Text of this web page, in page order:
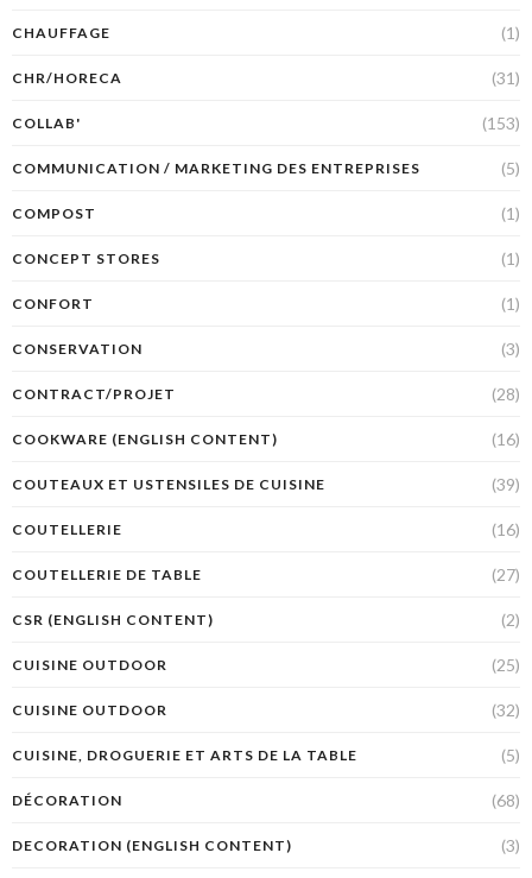
CHAUFFAGE (1)
CHR/HORECA (31)
COLLAB' (153)
COMMUNICATION / MARKETING DES ENTREPRISES (5)
COMPOST (1)
CONCEPT STORES (1)
CONFORT (1)
CONSERVATION (3)
CONTRACT/PROJET (28)
COOKWARE (ENGLISH CONTENT) (16)
COUTEAUX ET USTENSILES DE CUISINE (39)
COUTELLERIE (16)
COUTELLERIE DE TABLE (27)
CSR (ENGLISH CONTENT) (2)
CUISINE OUTDOOR (25)
CUISINE OUTDOOR (32)
CUISINE, DROGUERIE ET ARTS DE LA TABLE (5)
DÉCORATION (68)
DECORATION (ENGLISH CONTENT) (3)